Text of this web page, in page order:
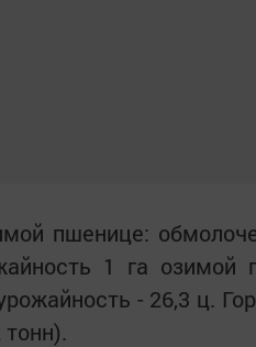
пшенице:
1 га
- 26,3 ц.
тонн).